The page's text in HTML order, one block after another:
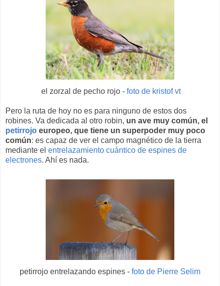
el zorzal de pecho rojo - foto de kristof vt
Pero la ruta de hoy no es para ninguno de estos dos
robines. Va dedicada al otro robin, un ave muy común, el
petirrojo europeo, que tiene un superpoder muy poco
común: es capaz de ver el campo magnético de la tierra
mediante el entrelazamiento cuántico de espines de
electrones. Ahí es nada.
petirrojo entrelazando espines - foto de Pierre Selim